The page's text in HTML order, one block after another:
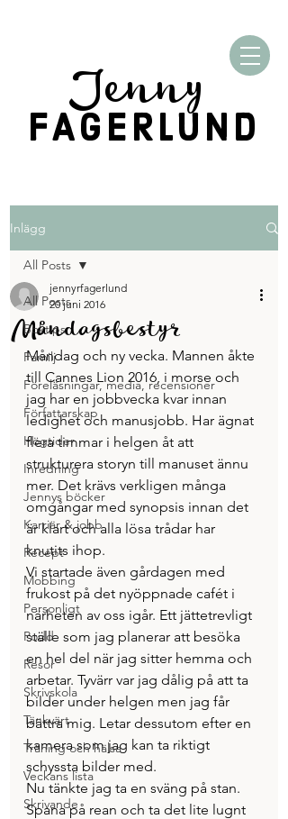
Jenny
FAGERLUND
Inlägg
All Posts
Boktips
Familj
Föreläsningar, media, recensioner
Författarskap
Högtider
Inredning
Jennys böcker
Karriär & jobb
Recept
Mobbing
Personligt
Podd
Resor
Skrivskola
Tänkvärt
Träning och hälsa
Veckans lista
Skrivande
All Posts
Måndagsbestyr
jennyrfagerlund
20 juni 2016
Måndag och ny vecka. Mannen åkte
till Cannes Lion 2016, i morse och
jag har en jobbvecka kvar innan
ledighet och manusjobb. Har ägnat
flera timmar i helgen åt att
strukturera storyn till manuset ännu
mer. Det krävs verkligen många
omgångar med synopsis innan det
är klart och alla lösa trådar har
knutits ihop.
Vi startade även gårdagen med
frukost på det nyöppnade cafét i
närheten av oss igår. Ett jättetrevligt
ställe som jag planerar att besöka
en hel del när jag sitter hemma och
arbetar. Tyvärr var jag dålig på att ta
bilder under helgen men jag får
bättra mig. Letar dessutom efter en
kamera som jag kan ta riktigt
schyssta bilder med.
Nu tänkte jag ta en sväng på stan.
Spana på rean och ta det lite lugnt